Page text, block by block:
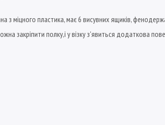
з міцного пластика, має 6 висувних ящиків,
закріпити полку,і у візку з'явиться додаткова